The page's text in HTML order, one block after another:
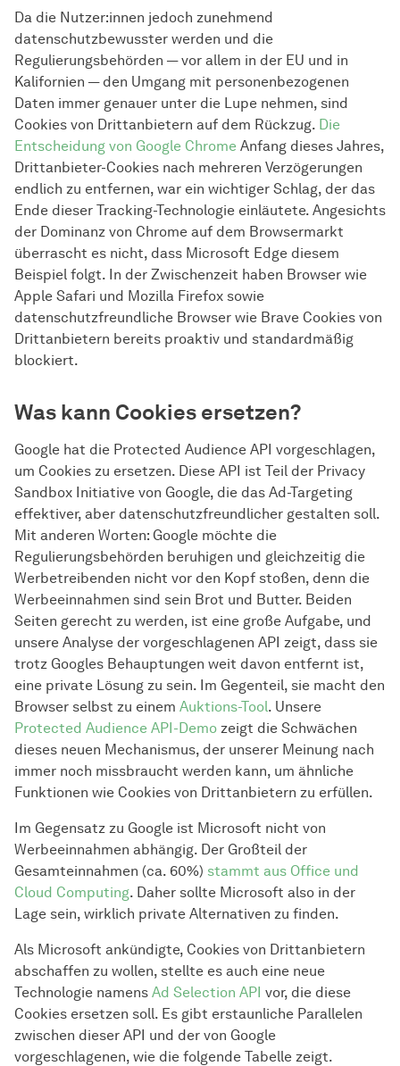
Da die Nutzer:innen jedoch zunehmend
datenschutzbewusster werden und die
Regulierungsbehörden — vor allem in der EU und in
Kalifornien — den Umgang mit personenbezogenen
Daten immer genauer unter die Lupe nehmen, sind
Cookies von Drittanbietern auf dem Rückzug. Die
Entscheidung von Google Chrome Anfang dieses Jahres,
Drittanbieter-Cookies nach mehreren Verzögerungen
endlich zu entfernen, war ein wichtiger Schlag, der das
Ende dieser Tracking-Technologie einläutete. Angesichts
der Dominanz von Chrome auf dem Browsermarkt
überrascht es nicht, dass Microsoft Edge diesem
Beispiel folgt. In der Zwischenzeit haben Browser wie
Apple Safari und Mozilla Firefox sowie
datenschutzfreundliche Browser wie Brave Cookies von
Drittanbietern bereits proaktiv und standardmäßig
blockiert.
Was kann Cookies ersetzen?
Google hat die Protected Audience API vorgeschlagen,
um Cookies zu ersetzen. Diese API ist Teil der Privacy
Sandbox Initiative von Google, die das Ad-Targeting
effektiver, aber datenschutzfreundlicher gestalten soll.
Mit anderen Worten: Google möchte die
Regulierungsbehörden beruhigen und gleichzeitig die
Werbetreibenden nicht vor den Kopf stoßen, denn die
Werbeeinnahmen sind sein Brot und Butter. Beiden
Seiten gerecht zu werden, ist eine große Aufgabe, und
unsere Analyse der vorgeschlagenen API zeigt, dass sie
trotz Googles Behauptungen weit davon entfernt ist,
eine private Lösung zu sein. Im Gegenteil, sie macht den
Browser selbst zu einem Auktions-Tool. Unsere
Protected Audience API-Demo zeigt die Schwächen
dieses neuen Mechanismus, der unserer Meinung nach
immer noch missbraucht werden kann, um ähnliche
Funktionen wie Cookies von Drittanbietern zu erfüllen.
Im Gegensatz zu Google ist Microsoft nicht von
Werbeeinnahmen abhängig. Der Großteil der
Gesamteinnahmen (ca. 60%) stammt aus Office und
Cloud Computing. Daher sollte Microsoft also in der
Lage sein, wirklich private Alternativen zu finden.
Als Microsoft ankündigte, Cookies von Drittanbietern
abschaffen zu wollen, stellte es auch eine neue
Technologie namens Ad Selection API vor, die diese
Cookies ersetzen soll. Es gibt erstaunliche Parallelen
zwischen dieser API und der von Google
vorgeschlagenen, wie die folgende Tabelle zeigt.